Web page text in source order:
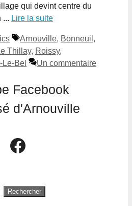
qui devint centre du
... Lire la suite
Étiquettes
Arnouville, Bonneuil ,
Thillay, Roissy,
Bel Un commentaire
Facebook
d'Arnouville
Le groupe Facebook Le Passé d'Arnouville
Rechercher